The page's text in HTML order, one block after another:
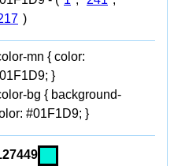
)
mn { color:
}
bg { background-
#01F1D9; }